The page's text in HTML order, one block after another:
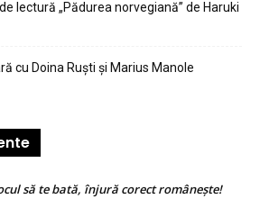
lectură „Pădurea norvegiană” de Haruki
cu Doina Ruști și Marius Manole
să te bată, înjură corect românește!